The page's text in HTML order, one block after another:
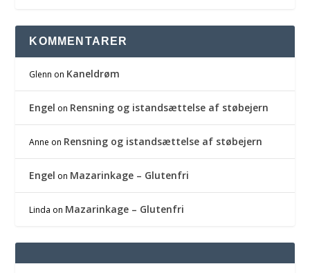
KOMMENTARER
Glenn on Kaneldrøm
Engel on Rensning og istandsættelse af støbejern
Anne on Rensning og istandsættelse af støbejern
Engel on Mazarinkage – Glutenfri
Linda on Mazarinkage – Glutenfri